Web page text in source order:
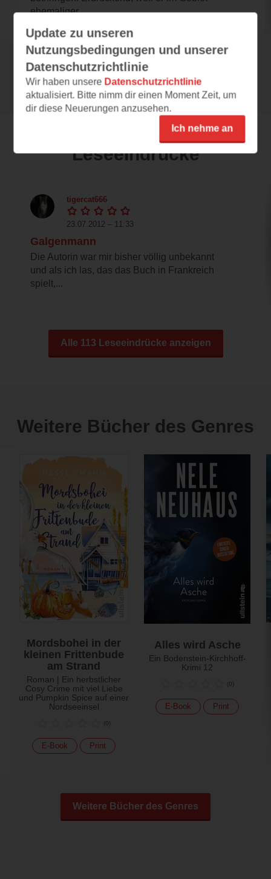
ehemaliger...
Alle 43 Rezensionen anzeigen
Leseeindrücke
tigercat666
23.07.2012 – 11:33
Galgenmann
Die Autorin war mir bisher völlig unbekannt
und als ich las, das das Buch in Frankreich
spielt,...
Alle 113 Leseeindrücke anzeigen
Weitere Bücher des Genres
Mordsbohei in der
kleinen Frittenbude
am Strand
Roman | Ein herbstlicher
Cosy Crime mit viel Liebe
und Pumpkin Spice auf einer
Nordseeinsel
(0)
E-Book Print
Alles wird Asche
Ein Bodenstein-Kirchhoff-
Krimi 12
(0)
E-Book Print
Weitere Bücher des Genres
Update zu unseren
Nutzungsbedingungen und unserer
Datenschutzrichtlinie
Wir haben unsere Datenschutzrichtlinie
aktualisiert. Bitte nimm dir einen Moment Zeit, um
dir diese Neuerungen anzusehen.
Ich nehme an